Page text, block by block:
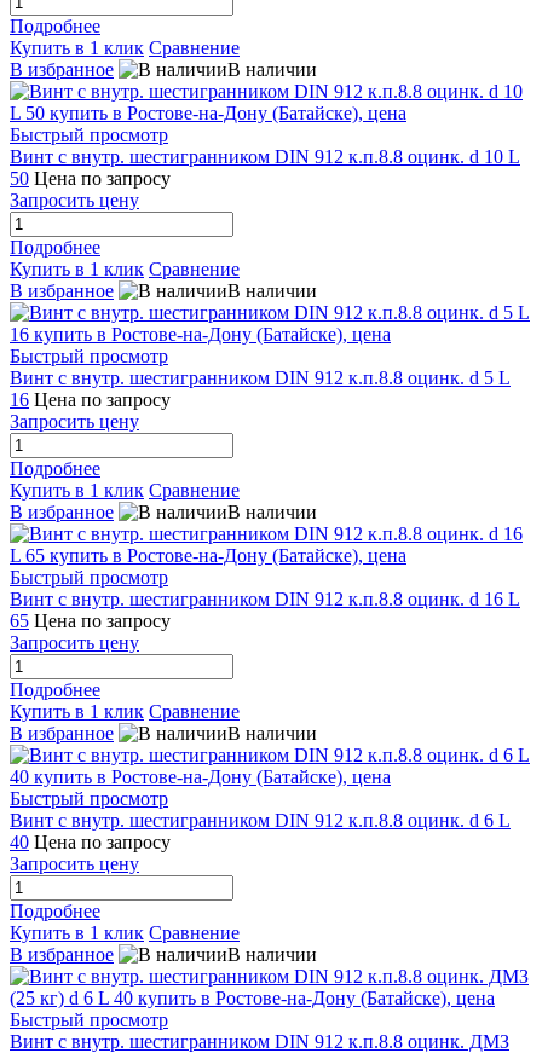
Подробнее
Купить в 1 клик Сравнение
В избранное
В наличии
Быстрый просмотр
Винт с внутр. шестигранником DIN 912 к.п.8.8 оцинк. d 10 L
50 Цена по запросу
Запросить цену
Подробнее
Купить в 1 клик Сравнение
В избранное
В наличии
Быстрый просмотр
Винт с внутр. шестигранником DIN 912 к.п.8.8 оцинк. d 5 L
16 Цена по запросу
Запросить цену
Подробнее
Купить в 1 клик Сравнение
В избранное
В наличии
Быстрый просмотр
Винт с внутр. шестигранником DIN 912 к.п.8.8 оцинк. d 16 L
65 Цена по запросу
Запросить цену
Подробнее
Купить в 1 клик Сравнение
В избранное
В наличии
Быстрый просмотр
Винт с внутр. шестигранником DIN 912 к.п.8.8 оцинк. d 6 L
40 Цена по запросу
Запросить цену
Подробнее
Купить в 1 клик Сравнение
В избранное
В наличии
Быстрый просмотр
Винт с внутр. шестигранником DIN 912 к.п.8.8 оцинк. ДМЗ